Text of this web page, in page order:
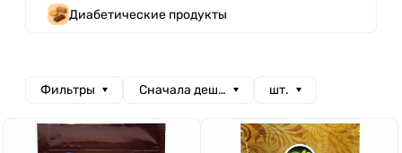
Диабетические продукты
Фильтры Сначала дешевые шт.